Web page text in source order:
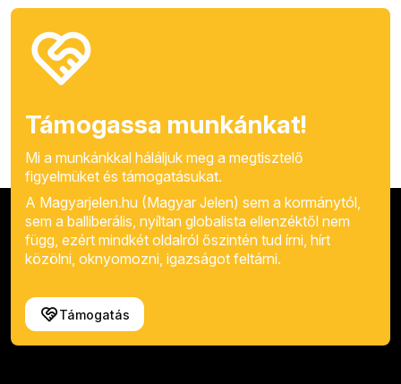
Támogassa munkánkat!
Mi a munkánkkal háláljuk meg a megtisztelő
figyelmüket és támogatásukat.
A Magyarjelen.hu (Magyar Jelen) sem a kormánytól,
sem a balliberális, nyíltan globalista ellenzéktől nem
függ, ezért mindkét oldalról őszintén tud írni, hírt
közölni, oknyomozni, igazságot feltárni.
Támogatás